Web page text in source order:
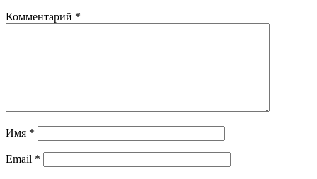
Комментарий *
Имя *
Email *